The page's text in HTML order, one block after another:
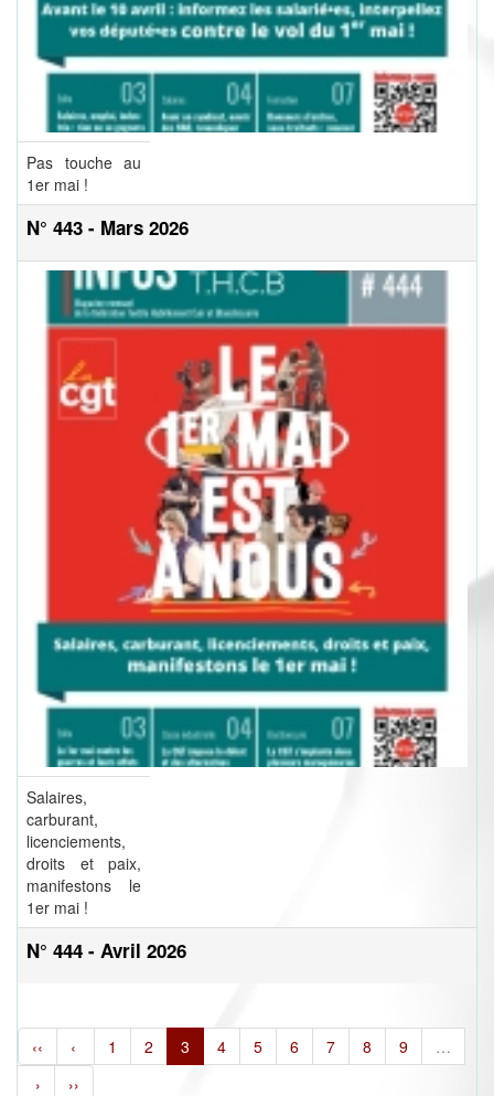
Pas touche au
1er mai !
N° 443 - Mars 2026
Salaires,
carburant,
licenciements,
droits et paix,
manifestons le
1er mai !
N° 444 - Avril 2026
‹‹ ‹ 1 2 3 4 5 6 7 8 9
…
›
››